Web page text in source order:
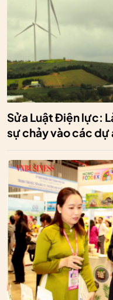
Sửa Luật Điện lực:
sự chảy vào các dự